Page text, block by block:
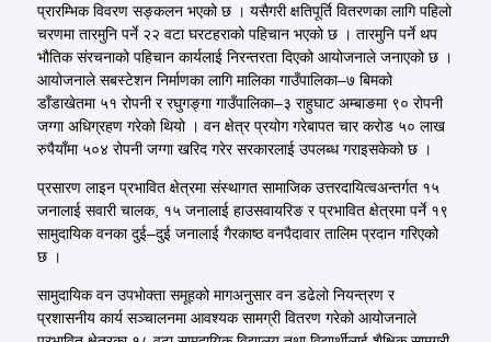
प्रारम्भिक विवरण सङ्कलन भएको छ । यसैगरी क्षतिपूर्ति वितरणका लागि पहिलो
चरणमा तारमुनि पर्ने २२ वटा घरटहराको पहिचान भएको छ । तारमुनि पर्ने थप
भौतिक संरचनाको पहिचान कार्यलाई निरन्तरता दिएको आयोजनाले जनाएको छ ।
आयोजनाले सबस्टेशन निर्माणका लागि मालिका गाउँपालिका–७ बिमको
डाँडाखेतमा ५१ रोपनी र रघुगङ्गा गाउँपालिका–३ राहुघाट अम्बाङमा ९० रोपनी
जग्गा अधिग्रहण गरेको थियो । वन क्षेत्र प्रयोग गरेबापत चार करोड ५० लाख
रुपैयाँमा ५०४ रोपनी जग्गा खरिद गरेर सरकारलाई उपलब्ध गराइसकेको छ ।
प्रसारण लाइन प्रभावित क्षेत्रमा संस्थागत सामाजिक उत्तरदायित्वअन्तर्गत १५
जनालाई सवारी चालक, १५ जनालाई हाउसवायरिङ र प्रभावित क्षेत्रमा पर्ने १९
सामुदायिक वनका दुई–दुई जनालाई गैरकाष्ठ वनपैदावार तालिम प्रदान गरिएको
छ ।
सामुदायिक वन उपभोक्ता समूहको मागअनुसार वन डढेलो नियन्त्रण र
प्रशासनीय कार्य सञ्चालनमा आवश्यक सामग्री वितरण गरेको आयोजनाले